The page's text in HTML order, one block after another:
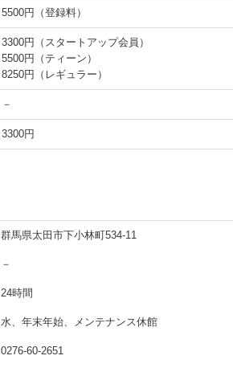
5500円（登録料）
3300円（スタートアップ会員）
5500円（ティーン）
8250円（レギュラー）
－
3300円
群馬県太田市下小林町534-11
－
24時間
水、年末年始、メンテナンス休館
0276-60-2651